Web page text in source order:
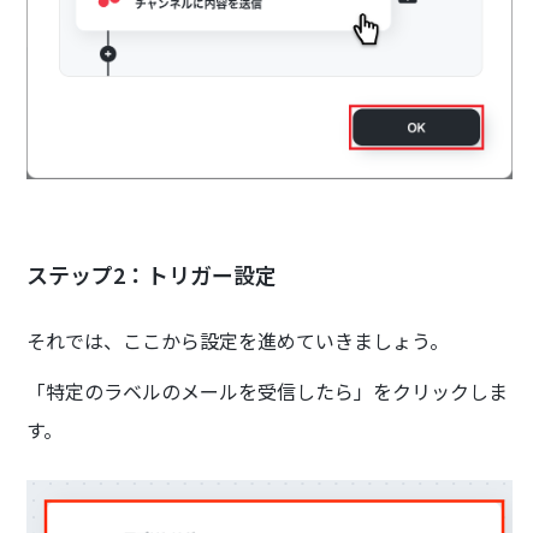
ステップ2：トリガー設定
それでは、ここから設定を進めていきましょう。
「特定のラベルのメールを受信したら」をクリックしま
す。